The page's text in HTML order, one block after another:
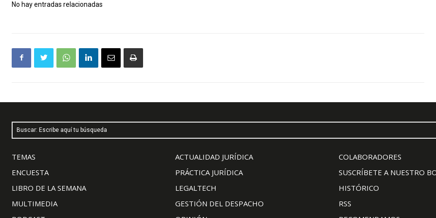
No hay entradas relacionadas
Buscar: Escribe aquí tu búsqueda
TEMAS
ENCUESTA
LIBRO DE LA SEMANA
MULTIMEDIA
ACTUALIDAD JURÍDICA
PRÁCTICA JURÍDICA
LEGALTECH
GESTIÓN DEL DESPACHO
COLABORADORES
SUSCRÍBETE A NUESTRO
HISTÓRICO
RSS